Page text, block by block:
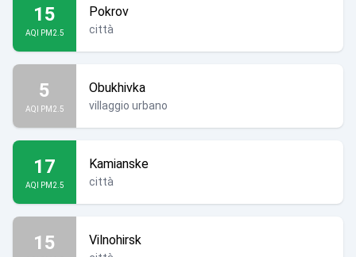
15
AQI PM2.5
Pokrov
città
5
AQI PM2.5
Obukhivka
villaggio urbano
17
AQI PM2.5
Kamianske
città
15 Vilnohirsk